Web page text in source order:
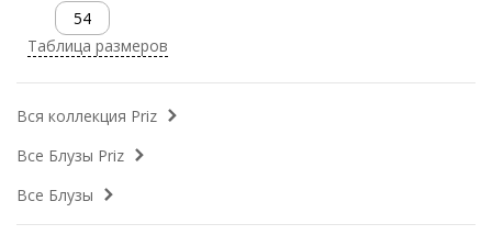
54
Таблица размеров
Вся коллекция Priz
Все Блузы Priz
Все Блузы